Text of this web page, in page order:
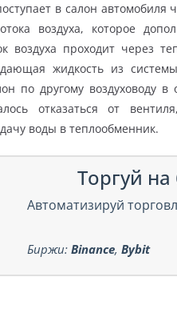
в салон
воздуха, которое
воздуха проходит через
жидкость из
по другому воздуховоду
отказаться от
воды в теплообменник.
Торгуй
Автоматизируй
Биржи: Binance, Bybit